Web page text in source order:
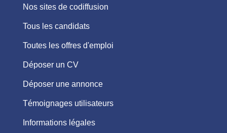
Nos sites de codiffusion
Tous les candidats
Toutes les offres d'emploi
Déposer un CV
Déposer une annonce
Témoignages utilisateurs
Informations légales